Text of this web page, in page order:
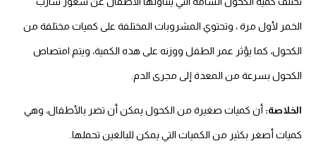
الخمر لأول مرة ، وتحتوي المشروبات المختلفة على كميات مختلفة من
الكحول، كما يؤثر عمر الطفل ووزنه على هذه الكمية، ويتم امتصاص
الكحول بسرعة من المعدة إلى مجرى الدم.
الخلاصة: أن كميات صغيرة من الكحول يمكن أن تضر بالأطفال، وهي
كميات أصغر بكثير من الكميات التي يمكن للبالغين تحملها.